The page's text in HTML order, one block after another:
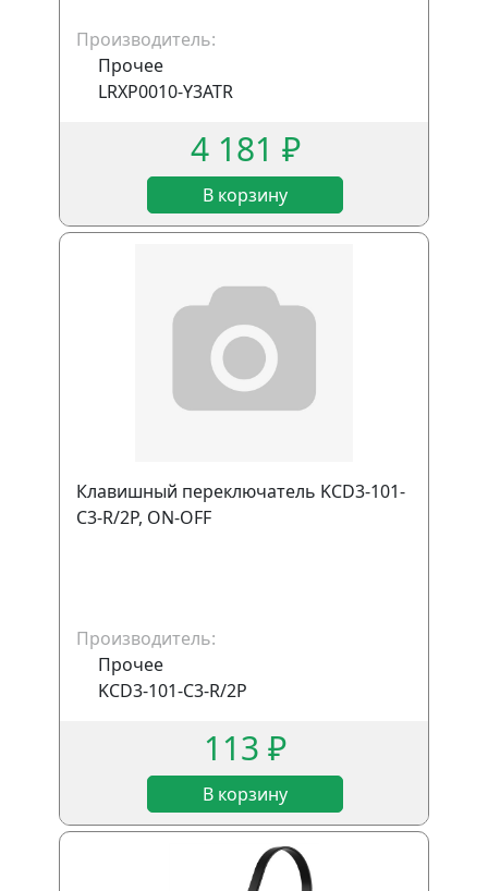
Производитель:
Прочее
LRXP0010-Y3ATR
4 181 ₽
В корзину
Клавишный переключатель KCD3-101-
C3-R/2P, ON-OFF
Производитель:
Прочее
KCD3-101-C3-R/2P
113 ₽
В корзину